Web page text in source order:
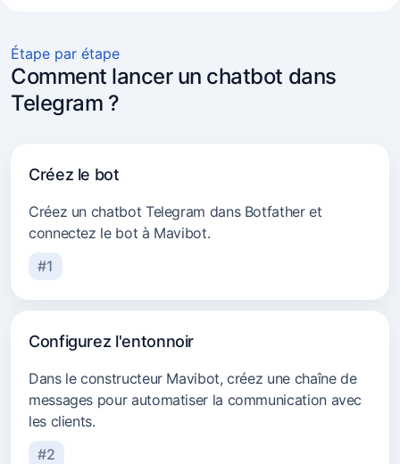
Marketeurs et agences
Transport et logistique
Secteur beauté
Étape par étape
Comment lancer un chatbot dans
Telegram ?
Créez le bot
Créez un chatbot Telegram dans Botfather et
connectez le bot à Mavibot.
#1
Configurez l'entonnoir
Dans le constructeur Mavibot, créez une chaîne de
messages pour automatiser la communication avec
les clients.
#2